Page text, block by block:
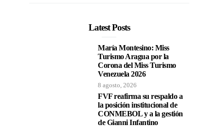
Latest Posts
María Montesino: Miss
Turismo Aragua por la
Corona del Miss Turismo
Venezuela 2026
8 agosto, 2026
FVF reafirma su respaldo a
la posición institucional de
CONMEBOL y a la gestión
de Gianni Infantino